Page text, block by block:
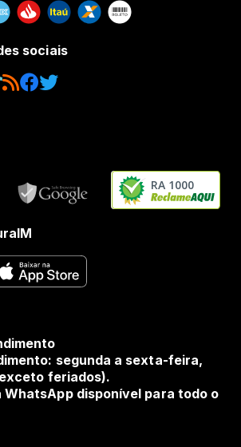
sociais
RA 1000
segunda a sexta-feira,
feriados).
disponível para todo o